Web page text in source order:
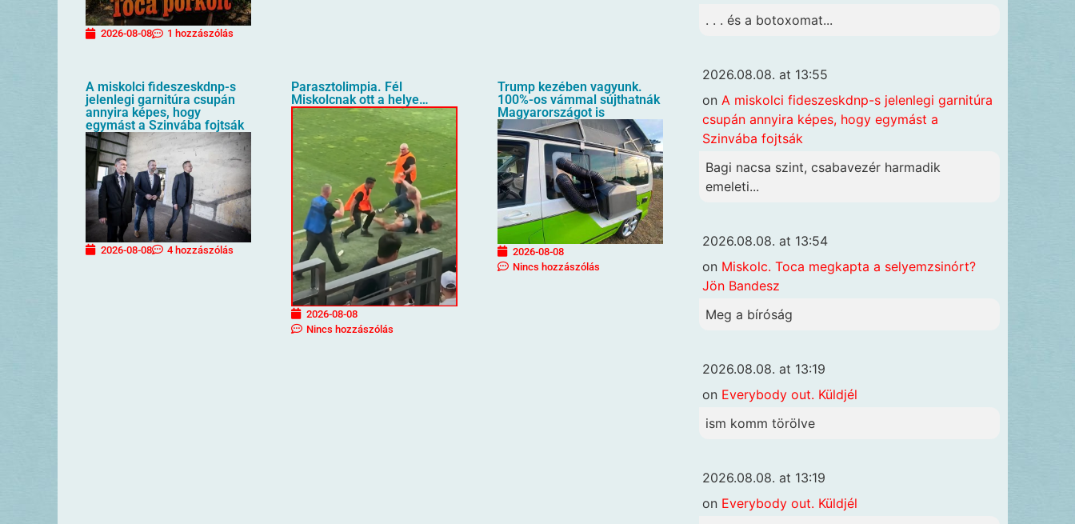
2026-08-08 1 hozzászólás
A miskolci fideszeskdnp-s
jelenlegi garnitúra csupán
annyira képes, hogy
egymást a Szinvába fojtsák
2026-08-08 4 hozzászólás
Parasztolimpia. Fél
Miskolcnak ott a helye…
2026-08-08
Nincs hozzászólás
Trump kezében vagyunk.
100%-os vámmal sújthatnák
Magyarországot is
2026-08-08
Nincs hozzászólás
. . . és a botoxomat...
2026.08.08. at 13:55
on A miskolci fideszeskdnp-s jelenlegi garnitúra
csupán annyira képes, hogy egymást a
Szinvába fojtsák
Bagi nacsa szint, csabavezér harmadik
emeleti...
2026.08.08. at 13:54
on Miskolc. Toca megkapta a selyemzsinórt?
Jön Bandesz
Meg a bíróság
2026.08.08. at 13:19
on Everybody out. Küldjél
ism komm törölve
2026.08.08. at 13:19
on Everybody out. Küldjél